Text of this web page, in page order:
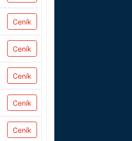
Ceník
Ceník
Ceník
Ceník
Ceník